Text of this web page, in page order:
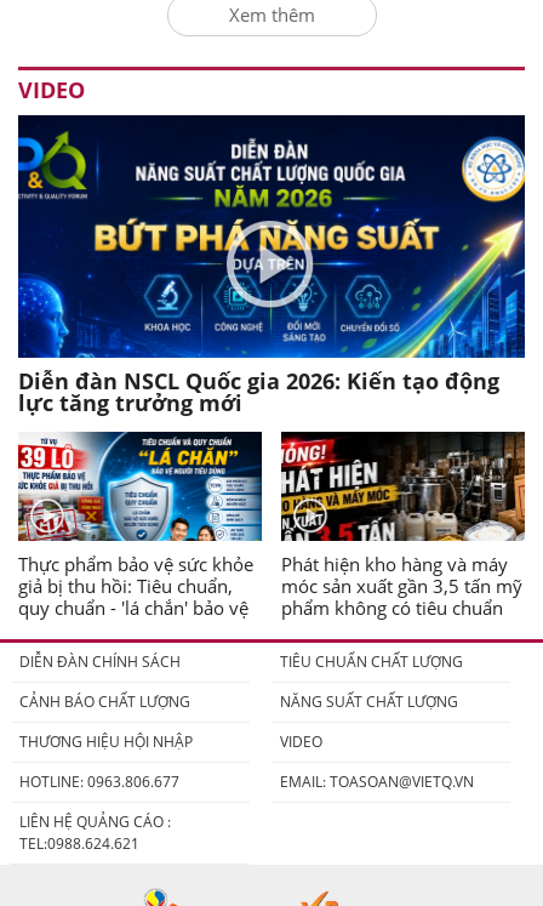
Xem thêm
VIDEO
Diễn đàn NSCL Quốc gia 2026: Kiến tạo động
lực tăng trưởng mới
Thực phẩm bảo vệ sức khỏe
giả bị thu hồi: Tiêu chuẩn,
quy chuẩn - 'lá chắn' bảo vệ
Phát hiện kho hàng và máy
móc sản xuất gần 3,5 tấn mỹ
phẩm không có tiêu chuẩn
DIỄN ĐÀN CHÍNH SÁCH
TIÊU CHUẨN CHẤT LƯỢNG
CẢNH BÁO CHẤT LƯỢNG
NĂNG SUẤT CHẤT LƯỢNG
THƯƠNG HIỆU HỘI NHẬP
VIDEO
HOTLINE: 0963.806.677
EMAIL:TOASOAN@VIETQ.VN
LIÊN HỆ QUẢNG CÁO :
TEL:0988.624.621